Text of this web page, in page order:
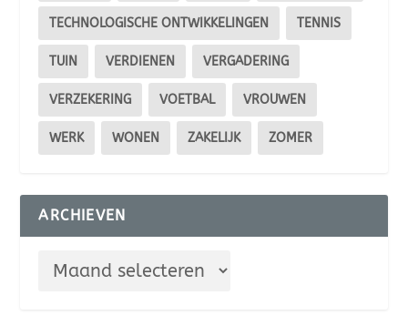
TECHNOLOGISCHE ONTWIKKELINGEN TENNIS
TUIN VERDIENEN VERGADERING
VERZEKERING VOETBAL VROUWEN
WERK WONEN ZAKELIJK ZOMER
ARCHIEVEN